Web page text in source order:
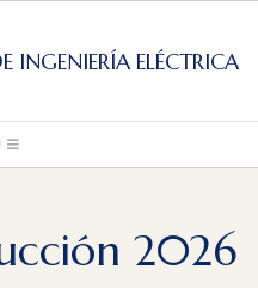
INGENIERÍA ELÉCTRICA
2026